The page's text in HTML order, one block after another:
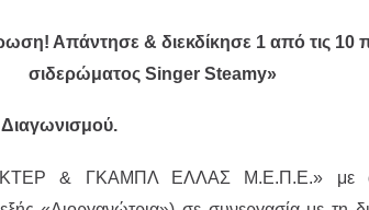
Απάντησε & διεκδίκησε 1 από τις 10
σιδερώματος Singer Steamy»
Διαγωνισμού.
& ΓΚΑΜΠΛ ΕΛΛΑΣ M.Ε.Π.Ε.» με